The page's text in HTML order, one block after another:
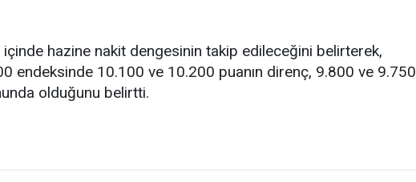
hazine nakit dengesinin takip edileceğini belirterek,
endeksinde 10.100 ve 10.200 puanın direnç, 9.800 ve 9.750
olduğunu belirtti.